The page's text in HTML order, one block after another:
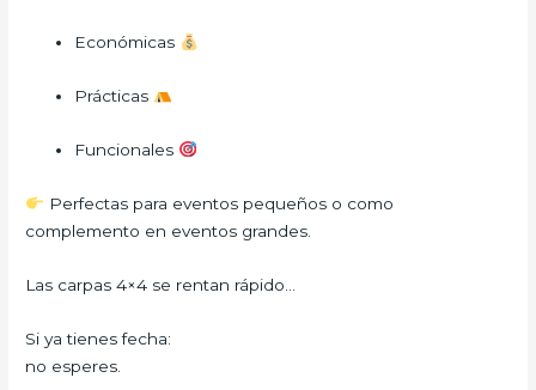
Económicas
Prácticas
Funcionales
Perfectas para eventos pequeños o como
complemento en eventos grandes.
Las carpas 4×4 se rentan rápido…
Si ya tienes fecha:
no esperes.